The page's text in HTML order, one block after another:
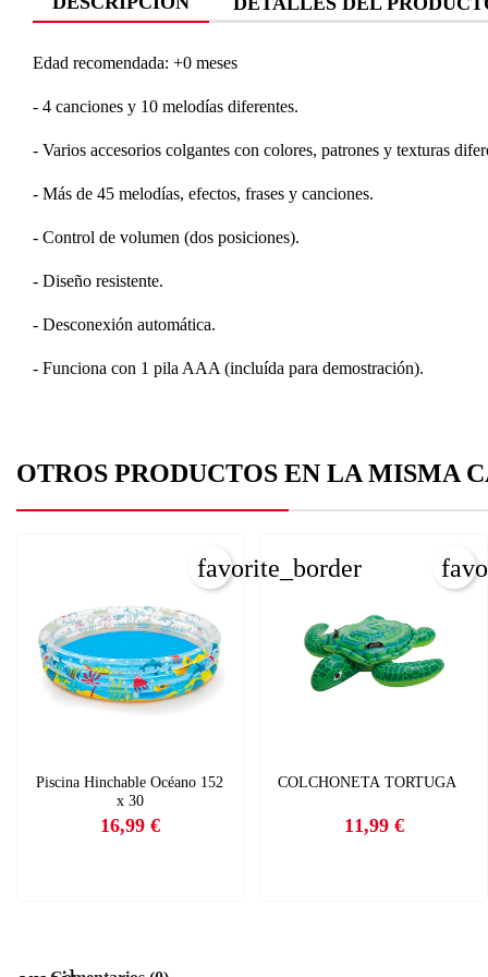
Edad recomendada: +0 meses
- 4 canciones y 10 melodías diferentes.
- Varios accesorios colgantes con colores, patrones y texturas
- Más de 45 melodías, efectos, frases y canciones.
- Control de volumen (dos posiciones).
- Diseño resistente.
- Desconexión automática.
- Funciona con 1 pila AAA (incluída para demostración).
OTROS PRODUCTOS EN LA MISMA
Piscina Hinchable Océano 152
x 30
Precio
16,99 €
favorite_border
COLCHONETA TORTUGA
Precio
11,99 €